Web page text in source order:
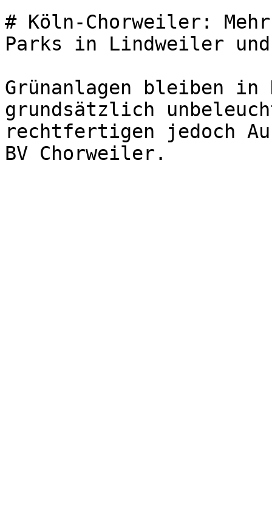
# Köln-Chorweiler:
Parks in Lindweiler und
Grünanlagen bleiben in
grundsätzlich
rechtfertigen jedoch
BV Chorweiler.